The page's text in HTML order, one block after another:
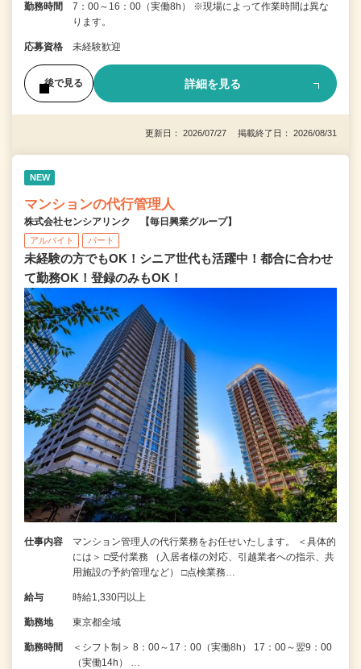
勤務時間
7：00～16：00（実働8h） ※現場によって作業時間は異な
ります。
応募資格 未経験歓迎
後で見る 詳細を見る
更新日： 2026/07/27 掲載終了日： 2026/08/31
NEW
マンションの代行管理人
株式会社センシアリンク 【毎日興業グループ】
アルバイト パート
未経験の方でもOK！シニア世代も活躍中！都合に合わせ
て勤務OK！登録のみもOK！
仕事内容
マンション管理人の代行業務をお任せいたします。 ＜具体的
には＞ □受付業務 （入居者様の対応、引越業者への指示、共
用施設の予約管理など） □点検業務…
給与 時給1,330円以上
勤務地 東京都全域
勤務時間
＜シフト制＞ 8：00～17：00（実働8h） 17：00～翌9：00
（実働14h） …